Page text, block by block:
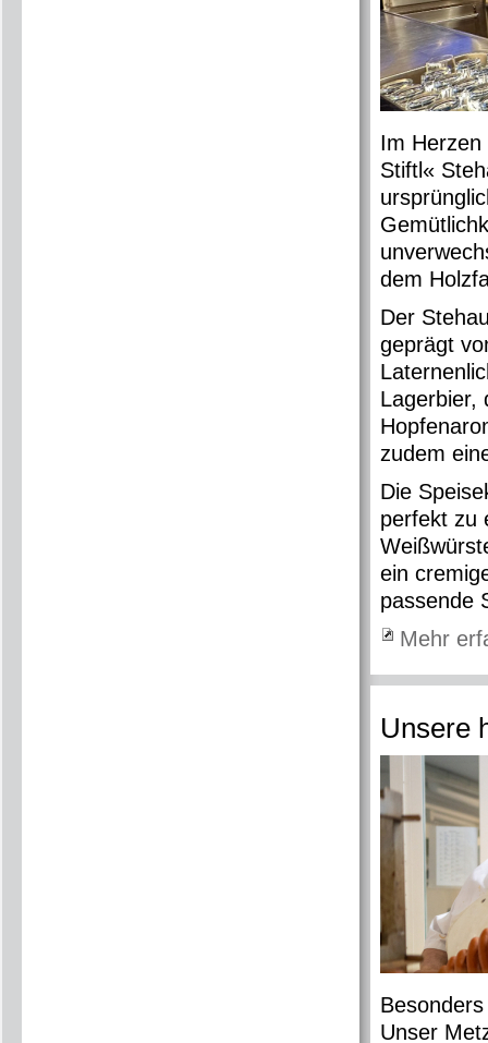
Im
Stiftl«
dem
Der
geprägt
Lagerbier,
zudem
Die
perfekt zu
ein
passende
Mehr
Unsere
Unser